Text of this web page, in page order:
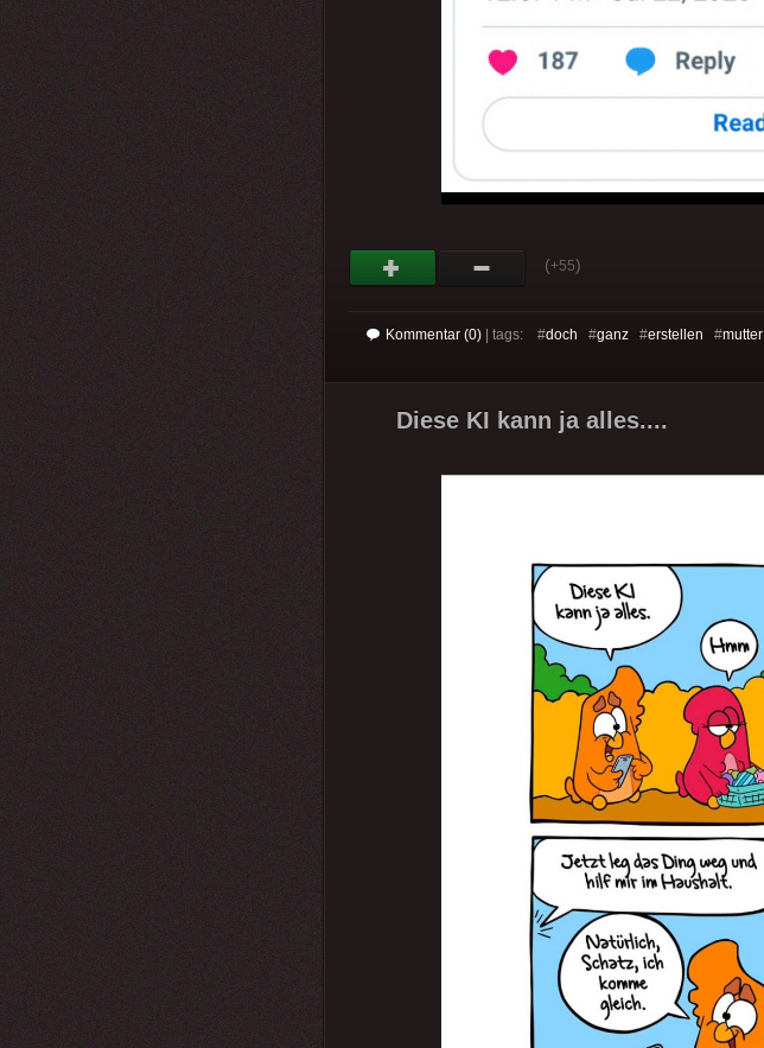
(+55)
Kommentar (0) | tags: #doch #ganz #erstellen #mutter
Diese KI kann ja alles....